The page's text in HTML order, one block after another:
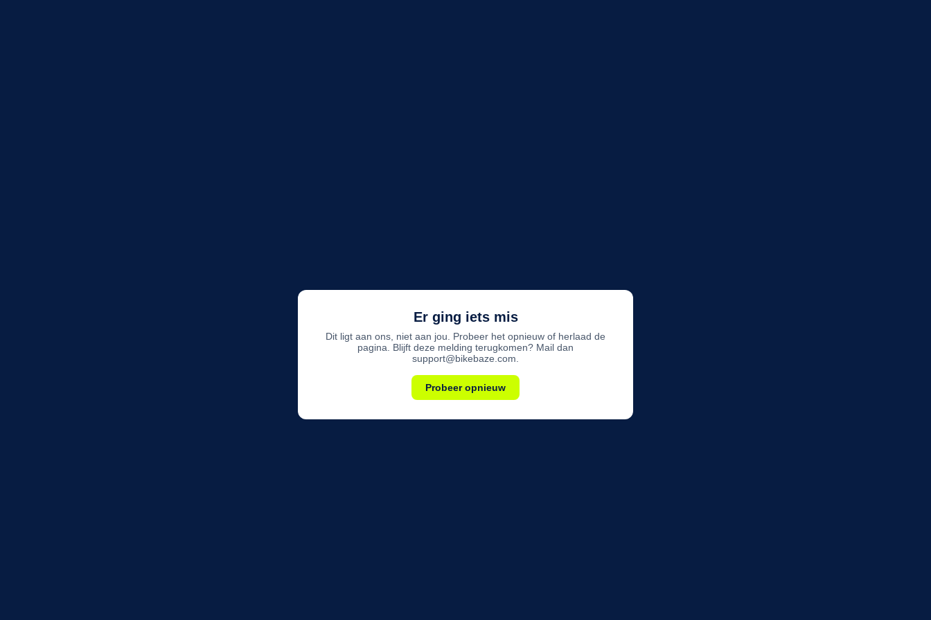
Er ging iets mis
Dit ligt aan ons, niet aan jou. Probeer het opnieuw of herlaad de
pagina. Blijft deze melding terugkomen? Mail dan
support@bikebaze.com.
Probeer opnieuw